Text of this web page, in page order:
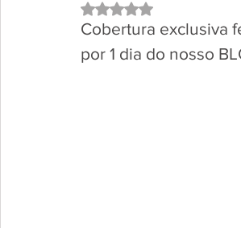
Avaliado com NaN de 5
Cobertura exclusiva
por 1 dia do nosso